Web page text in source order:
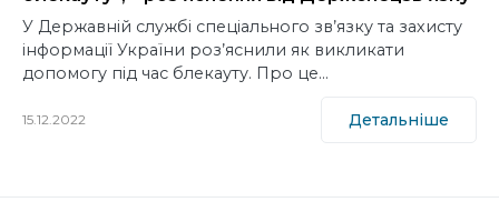
У Державній службі спеціального зв’язку та захисту
інформації України роз’яснили як викликати
допомогу під час блекауту. Про це…
15.12.2022 Детальніше